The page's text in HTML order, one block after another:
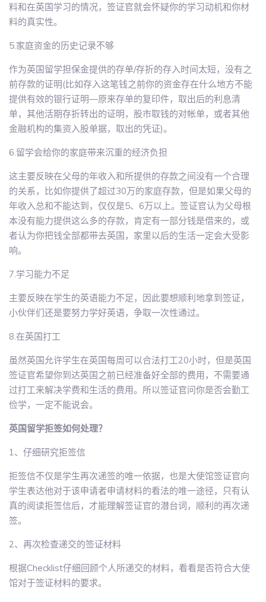
料和在英国学习的情况，签证官就会怀疑你的学习动机和你材
料的真实性。
5.家庭资金的历史记录不够
作为英国留学担保金提供的存单/存折的存入时间太短，没有之
前存款的证明(比如存入这笔钱之前你的资金存在什么地方不能
提供有效的银行证明―原来存单的复印件，取出后的利息清
单，其他活期存折转出的证明，股市取钱的对帐单，或者其他
金融机构的集资入股单据，取出的凭证)。
6.留学会给你的家庭带来沉重的经济负担
这主要反映在父母的年收入和所提供的存款之间没有一个合理
的关系，比如你提供了超过30万的家庭存款，但是如果父母的
年收入总和不能达到，仅仅是5、6万以上。签证官认为父母根
本没有能力提供这么多的存款，肯定有一部分钱是借来的，或
者认为你把钱全部都带去英国，家里以后的生活一定会大受影
响。
7.学习能力不足
主要反映在学生的英语能力不足，因此要想顺利地拿到签证，
小伙伴们还是要努力学好英语，争取一次性通过。
8.在英国打工
虽然英国允许学生在英国每周可以合法打工20小时，但是英国
签证官希望你到达英国之前已经准备好全部的费用，不需要通
过打工来解决学费和生活的费用。所以签证官问你是否会勤工
俭学，一定不能说会。
英国留学拒签如何处理？
1、仔细研究拒签信
拒签信不仅是学生再次递签的唯一依据，也是大使馆签证官向
学生表达他对于该申请者申请材料的看法的唯一途径，只有认
真的阅读拒签信后，才能理解签证官的潜台词，顺利的再次递
签。
2、再次检查递交的签证材料
根据Checklist仔细回顾个人所递交的材料，看看是否符合大使
馆对于签证材料的要求。